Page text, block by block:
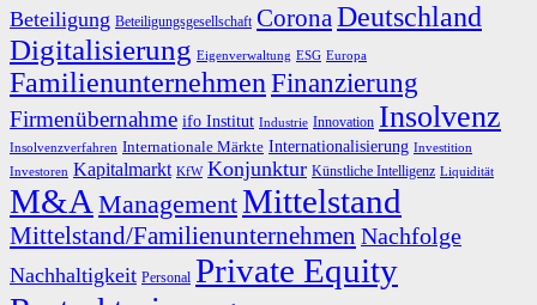
Beteiligung Beteiligungsgesellschaft CoronaDeutschland
Digitalisierung Eigenverwaltung ESG Europa
Familienunternehmen Finanzierung
Firmenübernahme ifo Institut Industrie Innovation Insolvenz
Insolvenzverfahren Internationale Märkte Internationalisierung Investition
Investoren Kapitalmarkt KfW Konjunktur Künstliche Intelligenz Liquidität
M&A ManagementMittelstand
Mittelstand/Familienunternehmen Nachfolge
Nachhaltigkeit Personal Private Equity